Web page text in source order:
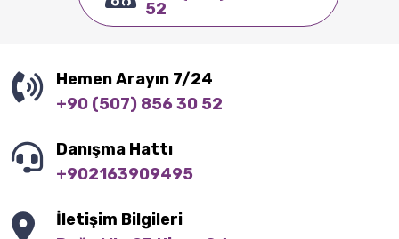
52
Hemen Arayın 7/24
+90 (507) 856 30 52
Danışma Hattı
+902163909495
İletişim Bilgileri